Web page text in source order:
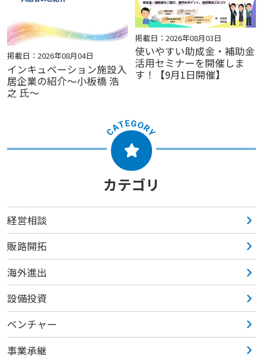
掲載日：2026年08月04日
インキュベーション施設入
居企業の紹介～小板橋 浩
之 氏～
掲載日：2026年08月03日
使いやすい助成金・補助金
活用セミナーを開催しま
す！【9月1日開催】
カテゴリ
経営相談
販路開拓
海外進出
設備投資
ベンチャー
事業承継